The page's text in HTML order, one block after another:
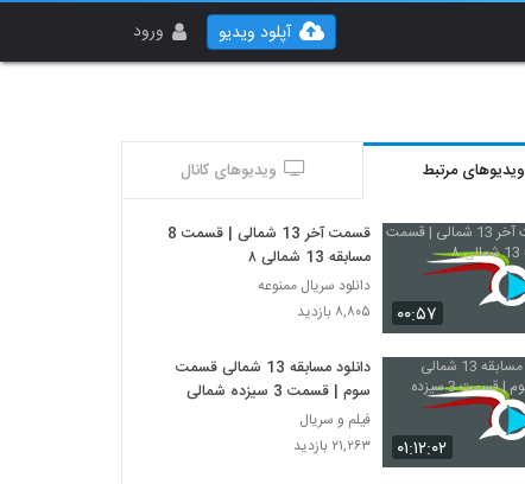
ورود آپلود ویدیو
ویدیوهای مرتبط ویدیوهای کانال
۰۰:۵۷
قسمت آخر 13 شمالی | قسمت 8
مسابقه 13 شمالی ۸
دانلود سریال ممنوعه
۸,۸۰۵ بازدید
۰۱:۱۲:۰۲
دانلود مسابقه 13 شمالی قسمت
سوم | قسمت 3 سیزده شمالی
فیلم و سریال
۲۱,۲۶۳ بازدید